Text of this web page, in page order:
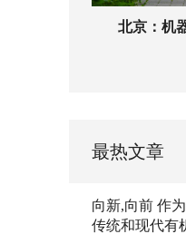
北京：机
最热文章
向新,向前 作
传统和现代有